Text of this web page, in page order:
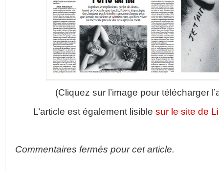
(Cliquez sur l’image pour télécharger
L’article est également lisible sur le site de
Commentaires fermés pour cet article.